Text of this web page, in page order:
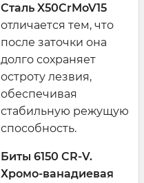
Сталь X50CrMoV15
отличается тем, что
после заточки она
долго сохраняет
остроту лезвия,
обеспечивая
стабильную режущую
способность.
Биты 6150 CR-V.
Хромо-ванадиевая